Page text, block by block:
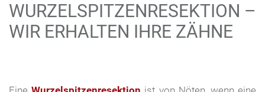
WURZELSPITZENRESEKTION –
WIR ERHALTEN IHRE ZÄHNE